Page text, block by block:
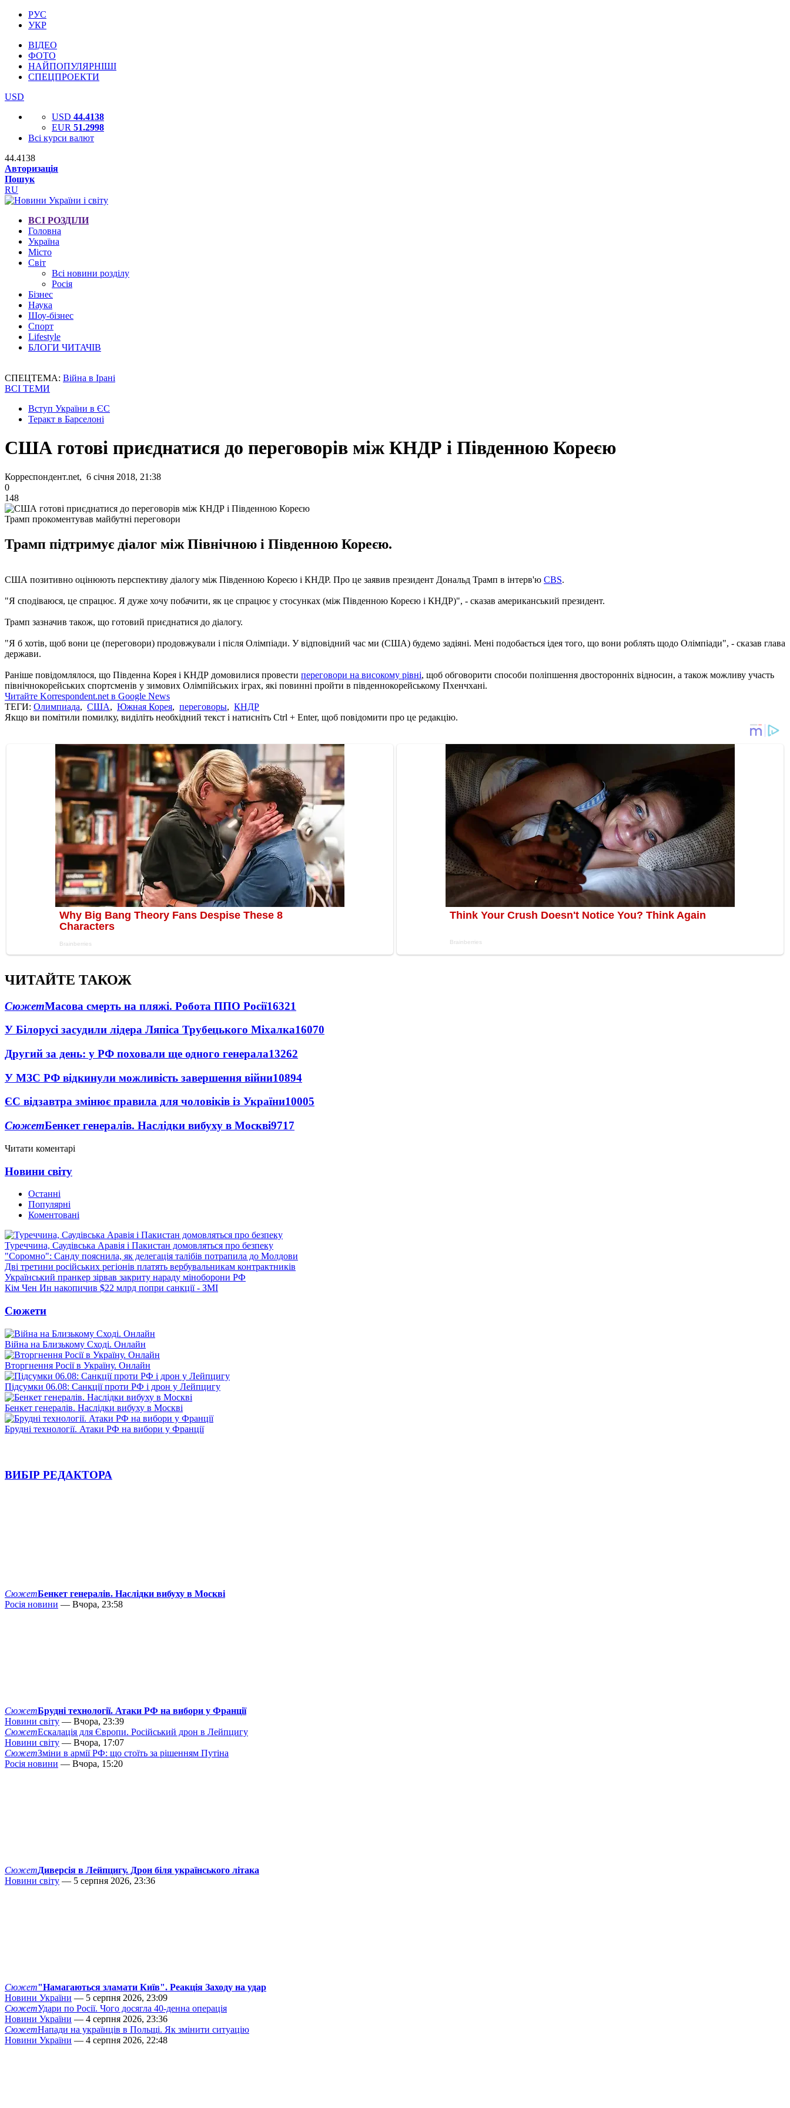
РУС
УКР
ВІДЕО
ФОТО
НАЙПОПУЛЯРНІШІ
СПЕЦПРОЕКТИ
USD
USD 44.4138
EUR 51.2998
Всі курси валют
44.4138
Авторизація
Пошук
RU
ВСІ РОЗДІЛИ
Головна
Україна
Місто
Світ
Всі новини розділу
Росія
Бізнес
Наука
Шоу-бізнес
Спорт
Lifestyle
БЛОГИ ЧИТАЧІВ
СПЕЦТЕМА: Війна в Ірані
ВСІ ТЕМИ
Вступ України в ЄС
Теракт в Барселоні
США готові приєднатися до переговорів між КНДР і Південною Кореєю
Корреспондент.net, 6 січня 2018, 21:38
0
148
Трамп прокоментував майбутні переговори
Трамп підтримує діалог між Північною і Південною Кореєю.
США позитивно оцінюють перспективу діалогу між Південною Кореєю і КНДР. Про це заявив президент Дональд Трамп в інтерв'ю CBS.
"Я сподіваюся, це спрацює. Я дуже хочу побачити, як це спрацює у стосунках (між Південною Кореєю і КНДР)", - сказав американський президент.
Трамп зазначив також, що готовий приєднатися до діалогу.
"Я б хотів, щоб вони це (переговори) продовжували і після Олімпіади. У відповідний час ми (США) будемо задіяні. Мені подобається ідея того, що вони роблять щодо Олімпіади", - сказав глава
держави.
Раніше повідомлялося, що Південна Корея і КНДР домовилися провести переговори на високому рівні, щоб обговорити способи поліпшення двосторонніх відносин, а також можливу участь
північнокорейських спортсменів у зимових Олімпійських іграх, які повинні пройти в південнокорейському Пхенчхані.
Читайте Korrespondent.net в Google News
ТЕГИ: Олимпиада, США, Южная Корея, переговоры, КНДР
Якщо ви помітили помилку, виділіть необхідний текст і натисніть Ctrl + Enter, щоб повідомити про це редакцію.
ЧИТАЙТЕ ТАКОЖ
СюжетМасова смерть на пляжі. Робота ППО Росії16321
У Білорусі засудили лідера Ляпіса Трубецького Міхалка16070
Другий за день: у РФ поховали ще одного генерала13262
У МЗС РФ відкинули можливість завершення війни10894
ЄС відзавтра змінює правила для чоловіків із України10005
СюжетБенкет генералів. Наслідки вибуху в Москві9717
Читати коментарі
Новини світу
Останні
Популярні
Коментовані
Туреччина, Саудівська Аравія і Пакистан домовляться про безпеку
"Соромно": Санду пояснила, як делегація талібів потрапила до Молдови
Дві третини російських регіонів платять вербувальникам контрактників
Український пранкер зірвав закриту нараду міноборони РФ
Кім Чен Ин накопичив $22 млрд попри санкції - ЗМІ
Сюжети
Війна на Близькому Сході. Онлайн
Вторгнення Росії в Україну. Онлайн
Підсумки 06.08: Санкції проти РФ і дрон у Лейпцигу
Бенкет генералів. Наслідки вибуху в Москві
Брудні технології. Атаки РФ на вибори у Франції
ВИБІР РЕДАКТОРА
СюжетБенкет генералів. Наслідки вибуху в Москві
Росія новини — Вчора, 23:58
СюжетБрудні технології. Атаки РФ на вибори у Франції
Новини світу — Вчора, 23:39
СюжетЕскалація для Європи. Російський дрон в Лейпцигу
Новини світу — Вчора, 17:07
СюжетЗміни в армії РФ: що стоїть за рішенням Путіна
Росія новини — Вчора, 15:20
СюжетДиверсія в Лейпцигу. Дрон біля українського літака
Новини світу — 5 серпня 2026, 23:36
Сюжет"Намагаються зламати Київ". Реакція Заходу на удар
Новини України — 5 серпня 2026, 23:09
СюжетУдари по Росії. Чого досягла 40-денна операція
Новини України — 4 серпня 2026, 23:36
СюжетНапади на українців в Польщі. Як змінити ситуацію
Новини України — 4 серпня 2026, 22:48